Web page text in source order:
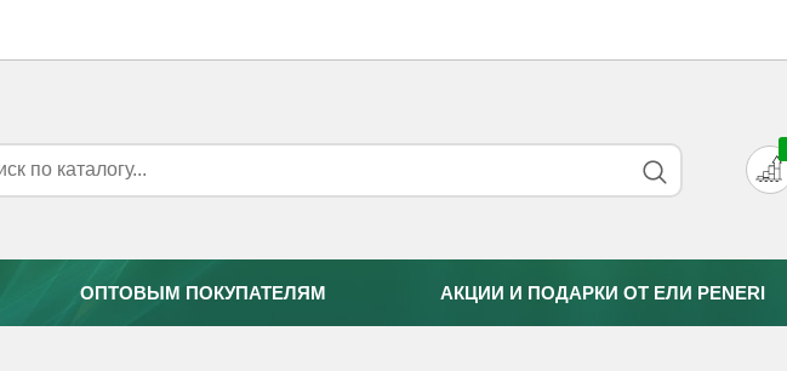
ОПТОВЫМ ПОКУПАТЕЛЯМ АКЦИИ И ПОДАРКИ ОТ EЛИ PENERI